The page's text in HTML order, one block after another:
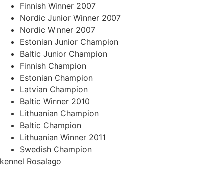
Finnish Winner 2007
Nordic Junior Winner 2007
Nordic Winner 2007
Estonian Junior Champion
Baltic Junior Champion
Finnish Champion
Estonian Champion
Latvian Champion
Baltic Winner 2010
Lithuanian Champion
Baltic Champion
Lithuanian Winner 2011
Swedish Champion
kennel Rosalago